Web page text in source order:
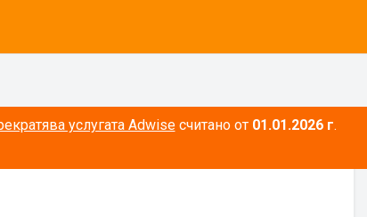
услугата Adwiseсчитано от 01.01.2026 г.